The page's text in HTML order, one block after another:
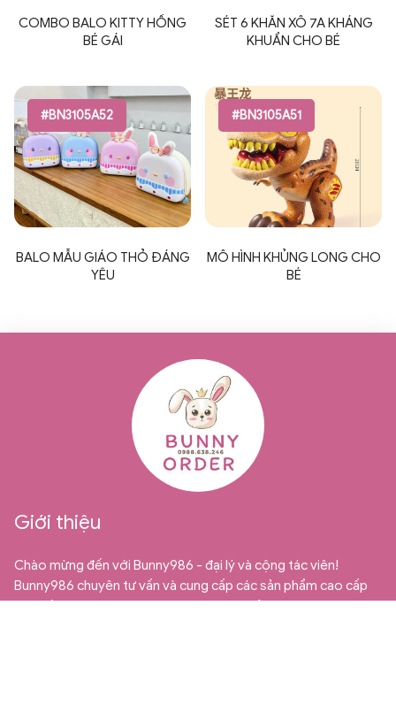
COMBO BALO KITTY HỒNG
BÉ GÁI
SÉT 6 KHĂN XÔ 7A KHÁNG
KHUẨN CHO BÉ
#BN3105A52
BALO MẪU GIÁO THỎ ĐÁNG
YÊU
#BN3105A51
MÔ HÌNH KHỦNG LONG CHO
BÉ
Giới thiệu
Chào mừng đến với Bunny986 - đại lý và cộng tác viên!
Bunny986 chuyên tư vấn và cung cấp các sản phẩm cao cấp
từ Quảng Châu dành cho thị trường bán sỉ, bán buôn và cộng